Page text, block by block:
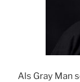
Als Gray Man